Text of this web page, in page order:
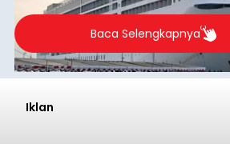
Baca Selengkapnya
Iklan